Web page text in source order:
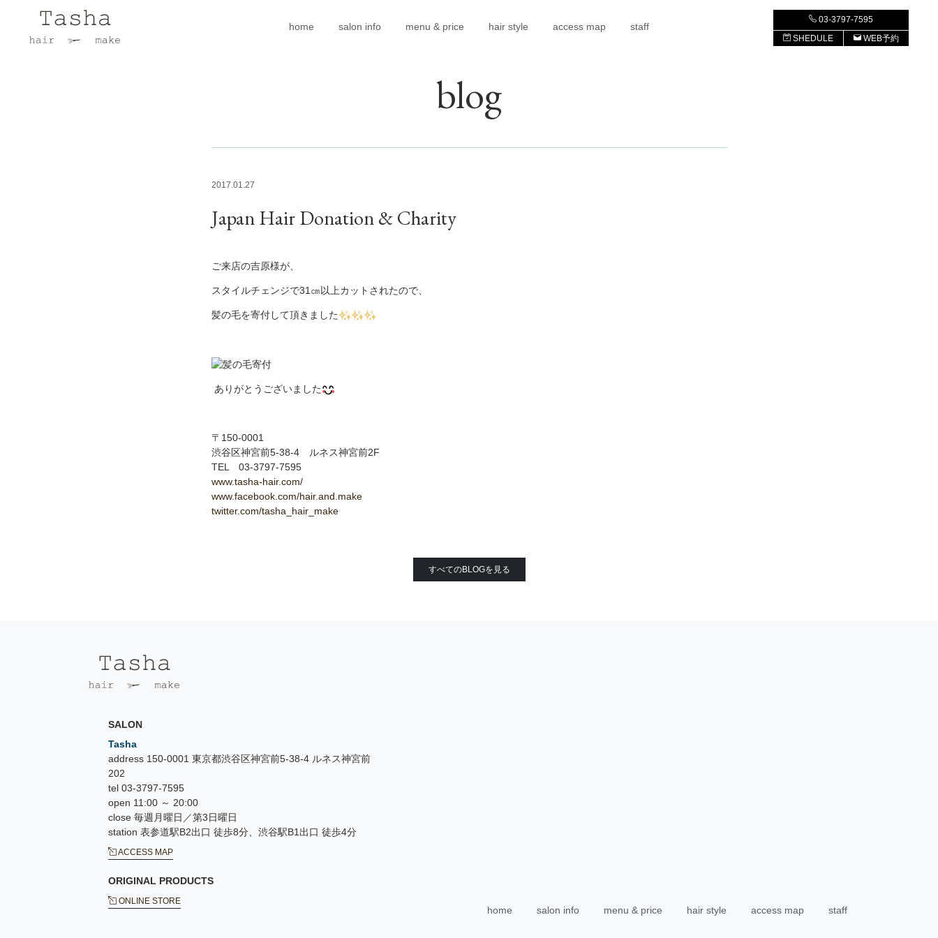
home salon info menu & price hair style access map staff
03-3797-7595
SHEDULE
WEB予約
blog
2017.01.27
Japan Hair Donation & Charity
ご来店の吉原様が、
スタイルチェンジで31㎝以上カットされたので、
髪の毛を寄付して頂きました
ありがとうございました
〒150-0001
渋谷区神宮前5-38-4 ルネス神宮前2F
TEL 03-3797-7595
www.tasha-hair.com/
www.facebook.com/hair.and.make
twitter.com/tasha_hair_make
すべてのBLOGを見る
SALON
Tasha
address 150-0001 東京都渋谷区神宮前5-38-4 ルネス神宮前
202
tel 03-3797-7595
open 11:00 ～ 20:00
close 毎週月曜日／第3日曜日
station 表参道駅B2出口 徒歩8分、渋谷駅B1出口 徒歩4分
ACCESS MAP
ORIGINAL PRODUCTS
ONLINE STORE
home salon info menu & price hair style access map staff